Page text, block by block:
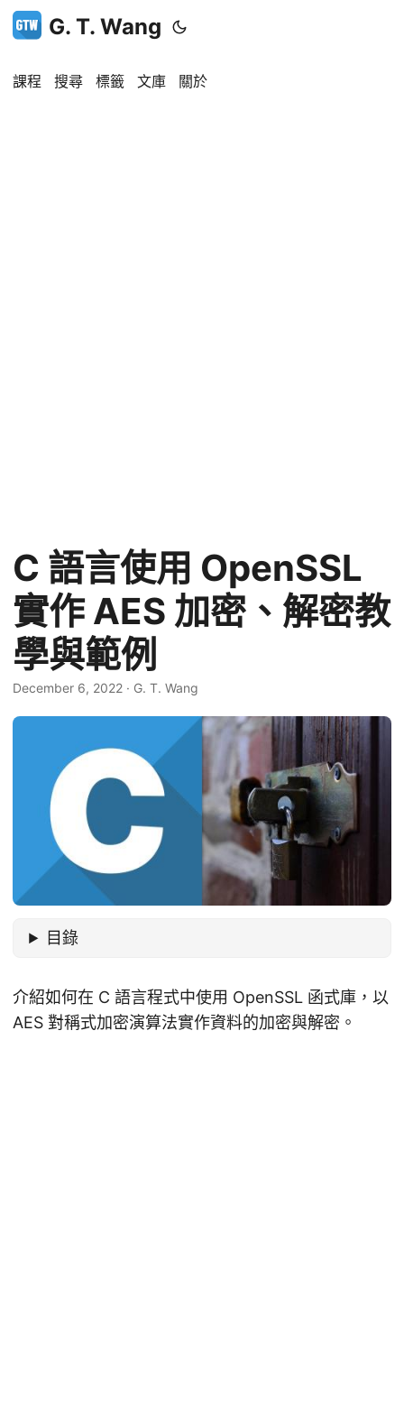
G. T. Wang
課程 搜尋 標籤 文庫 關於
C 語言使用 OpenSSL
實作 AES 加密、解密教
學與範例
December 6, 2022 · G. T. Wang
目錄
介紹如何在 C 語言程式中使用 OpenSSL 函式庫，以
AES 對稱式加密演算法實作資料的加密與解密。